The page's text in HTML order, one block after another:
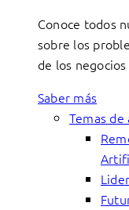
Conoce todos
sobre los
de los
Saber más
Temas de